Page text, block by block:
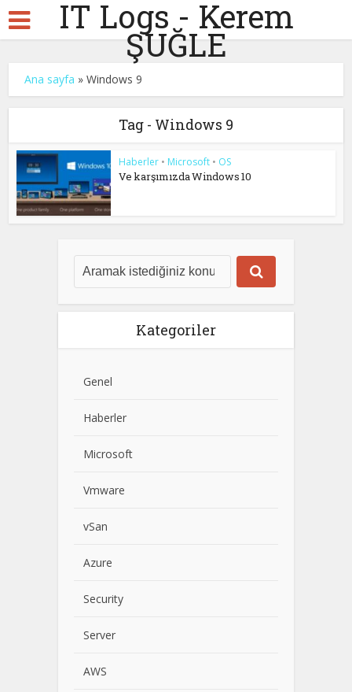
IT Logs - Kerem
ŞUĞLE
Ana sayfa »Windows 9
Tag - Windows 9
Haberler • Microsoft • OS
Ve karşımızda Windows 10
Kategoriler
Genel
Haberler
Microsoft
Vmware
vSan
Azure
Security
Server
AWS